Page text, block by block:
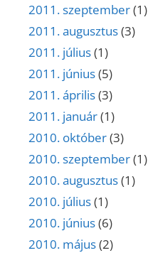
2011. szeptember(1)
2011. augusztus(3)
2011. július(1)
2011. június(5)
2011. április(3)
2011. január(1)
2010. október(3)
2010. szeptember(1)
2010. augusztus(1)
2010. július(1)
2010. június(6)
2010. május(2)